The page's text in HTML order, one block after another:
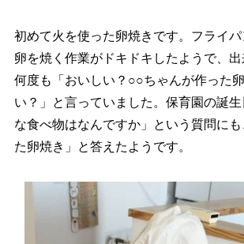
初めて火を使った卵焼きです。フライ
卵を焼く作業がドキドキしたようで、
何度も「おいしい？○○ちゃんが作った
い？」と言っていました。保育園の誕
な食べ物はなんですか」という質問に
た卵焼き」と答えたようです。